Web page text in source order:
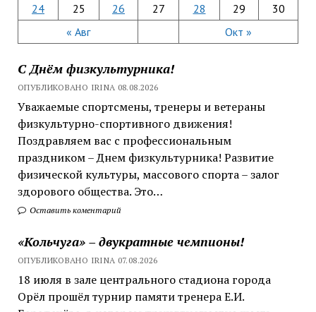
« Авг Окт »
24
25 26 27 28 29 30
С Днём физкультурника!
ОПУБЛИКОВАНО IRINA 08.08.2026
Уважаемые спортсмены, тренеры и ветераны
физкультурно-спортивного движения!
Поздравляем вас с профессиональным
праздником – Днем физкультурника! Развитие
физической культуры, массового спорта – залог
здорового общества. Это…
Оставить коментарий
«Кольчуга» – двукратные чемпионы!
ОПУБЛИКОВАНО IRINA 07.08.2026
18 июля в зале центрального стадиона города
Орёл прошёл турнир памяти тренера Е.И.